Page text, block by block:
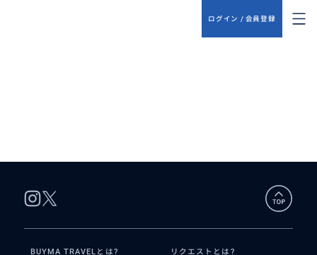
ログイン / 会員登録
BUYMA TRAVELとは? リクエストとは?